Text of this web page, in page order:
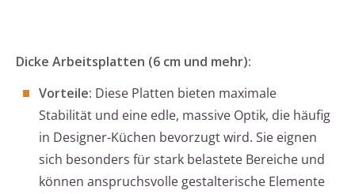
Dicke Arbeitsplatten (6 cm und mehr):
Vorteile: Diese Platten bieten maximale
Stabilität und eine edle, massive Optik, die häufig
in Designer-Küchen bevorzugt wird. Sie eignen
sich besonders für stark belastete Bereiche und
können anspruchsvolle gestalterische Elemente